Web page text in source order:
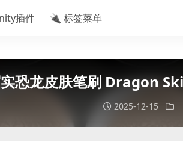
插件 🔌 标签菜单
恐龙皮肤笔刷 Dragon
2025-12-15